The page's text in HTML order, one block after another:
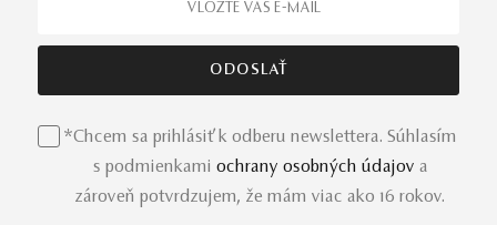
*Chcem sa prihlásiť k odberu newslettera. Súhlasím
s podmienkami ochrany osobných údajov a
zároveň potvrdzujem, že mám viac ako 16 rokov.